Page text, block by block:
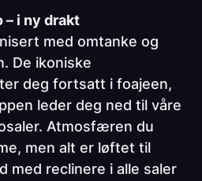
– i ny drakt
med omtanke og
De ikoniske
deg fortsatt i foajeen,
leder deg ned til våre
Atmosfæren du
men alt er løftet til
med reclinere i alle saler